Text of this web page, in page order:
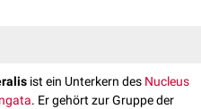
ist ein Unterkern des Nucleus
. Er gehört zur Gruppe der